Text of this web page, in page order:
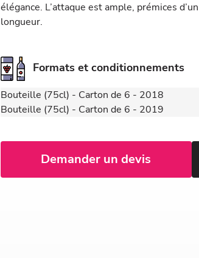
élégance. L’attaque est ample, prémices
longueur.
Formats et conditionnements
Bouteille (75cl) - Carton de 6 - 2018
Bouteille (75cl) - Carton de 6 - 2019
Demander un devis